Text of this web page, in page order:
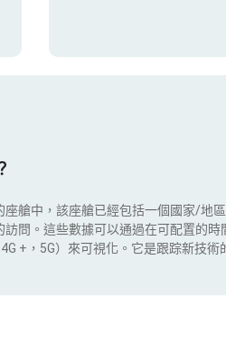
艙中，該座艙已經包括一個國家/地
問。這些數據可以通過在可配置的時
+，5G）來可視化。它是跟踪新技